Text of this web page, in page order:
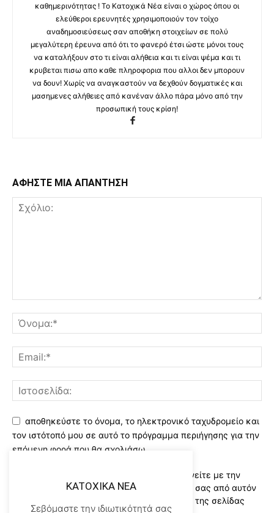
καθημερινότητας ! Το Κατοχικά Νέα είναι ο χώρος όπου οι
ελεύθεροι ερευνητές χρησιμοποιούν τον τοίχο
αναδημοσιεύσεως σαν αποθήκη στοιχείων σε πολύ
μεγαλύτερη έρευνα από ότι το φανερό έτσι ώστε μόνοι τους
να καταλήξουν στο τι είναι αλήθεια και τι είναι ψέμα και τι
κρυβεται πισω απο καθε πληροφορια που αλλοι δεν μπορουν
να δουν! Χωρίς να αναγκαστούν να δεχθούν δογματικές και
μασημενες αλήθειες από κανέναν άλλο πάρα μόνο από την
προσωπική τους κρίση!
ΑΦΗΣΤΕ ΜΙΑ ΑΠΑΝΤΗΣΗ
αποθηκεύστε το όνομα, το ηλεκτρονικό ταχυδρομείο και
τον ιστότοπό μου σε αυτό το πρόγραμμα περιήγησης για την
επόμενη φορά που θα σχολιάσω.
Χρησιμοποιώντας αυτό το έντυπο συμφωνείτε με την
αποθήκευση και χειρισμό των δεδομένων σας από αυτόν
τον ιστότοπο..Διαβάστε του ορους χρήσης της σελίδας
KATOXIKA NEA
Σεβόμαστε την ιδιωτικότητά σας